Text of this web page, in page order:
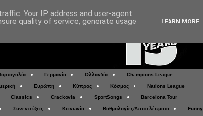
Γερμανία Ολλανδία Champions League
Ευρώπη Κύπρος Κόσμος Nations League
Classics Crackovia SportSongs Barcelona Tour
Συνεντεύξεις Κοινωνία Βαθμολογίες/Αποτελέσματα Funny
Your IP address and user-agent
quality of service, generate usage
LEARN MORE